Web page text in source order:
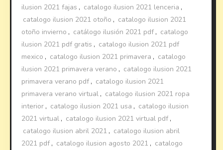
ilusion 2021 fajas , catalogo ilusion 2021 lenceria ,
catalogo ilusion 2021 otoño , catalogo ilusion 2021
otoño invierno , catálogo ilusión 2021 pdf , catalogo
ilusion 2021 pdf gratis , catalogo ilusion 2021 pdf
mexico , catalogo ilusion 2021 primavera , catalogo
ilusion 2021 primavera verano , catalogo ilusion 2021
primavera verano pdf , catalogo ilusion 2021
primavera verano virtual , catalogo ilusion 2021 ropa
interior , catalogo ilusion 2021 usa , catalogo ilusion
2021 virtual , catalogo ilusion 2021 virtual pdf ,
catalogo ilusion abril 2021 , catalogo ilusion abril
2021 pdf , catalogo ilusion agosto 2021 , catalogo